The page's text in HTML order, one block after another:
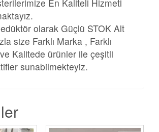
En Kaliteli Hizmeti
olarak Güçlü STOK Alt
size Farklı Marka , Farklı
Kalitede ürünler ile çeşitli
sunabilmekteyiz.